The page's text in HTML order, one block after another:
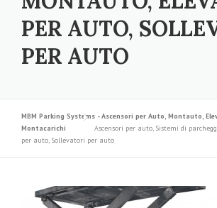
PER AUTO,
PER AUTO
MBM Parking Systems - Ascensori per Auto, Montauto,
Montacarichi
Ascensori per auto, Sistemi di
per auto, Sollevatori per auto